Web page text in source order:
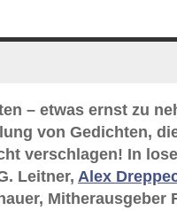
– etwas ernst zu
von Gedichten,
verschlagen! In
Leitner, Alex
Mitherausgeber